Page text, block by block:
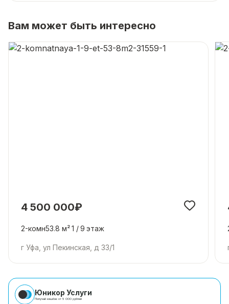
Вам может быть интересно
4 500 000₽
2-комн53.8 м²1 /9 этаж
г Уфа, ул Пекинская, д 33/1
Юникор Услуги
Получай кешбэк от 5 000 рублей